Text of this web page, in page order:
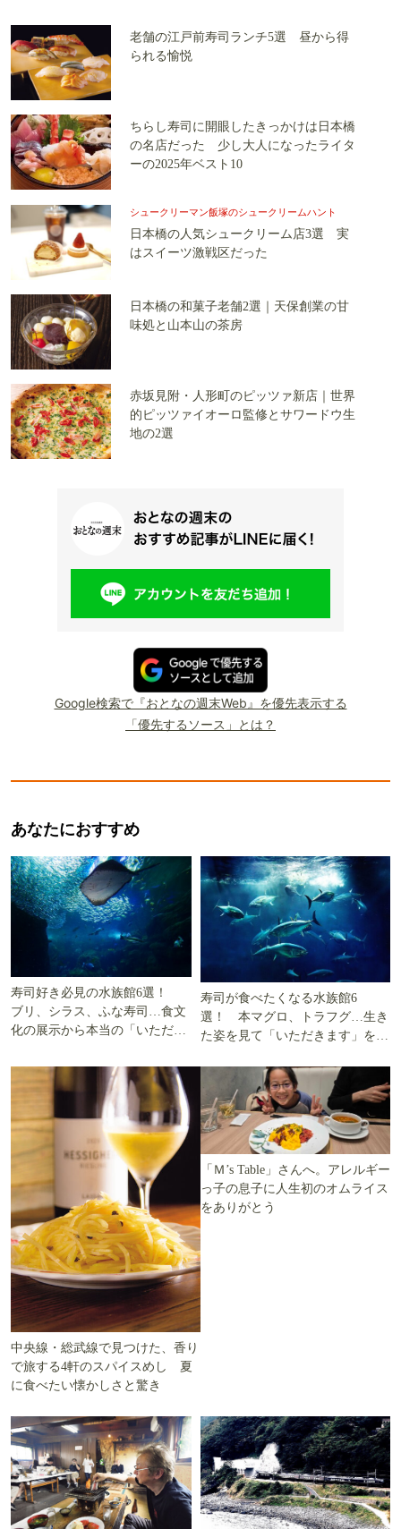
老舗の江戸前寿司ランチ5選 昼から得
られる愉悦
ちらし寿司に開眼したきっかけは日本橋
の名店だった 少し大人になったライタ
ーの2025年ベスト10
シュークリーマン飯塚のシュークリームハント
日本橋の人気シュークリーム店3選 実
はスイーツ激戦区だった
日本橋の和菓子老舗2選｜天保創業の甘
味処と山本山の茶房
赤坂見附・人形町のピッツァ新店｜世界
的ピッツァイオーロ監修とサワードウ生
地の2選
Google検索で『おとなの週末Web』を優先表示する
「優先するソース」とは？
あなたにおすすめ
寿司好き必見の水族館6選！
ブリ、シラス、ふな寿司…食文
化の展示から本当の「いただき
寿司が食べたくなる水族館6
選！ 本マグロ、トラフグ…生き
た姿を見て「いただきます」を考
中央線・総武線で見つけた、香り
で旅する4軒のスパイスめし 夏
に食べたい懐かしさと驚き
「Ｍ’s Table」さんへ。アレルギー
っ子の息子に人生初のオムライス
をありがとう